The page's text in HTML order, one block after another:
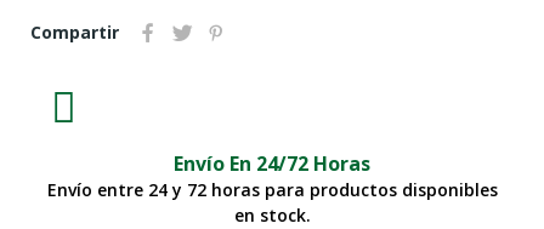
Compartir
Envío En 24/72 Horas
Envío entre 24 y 72 horas para productos disponibles
en stock.